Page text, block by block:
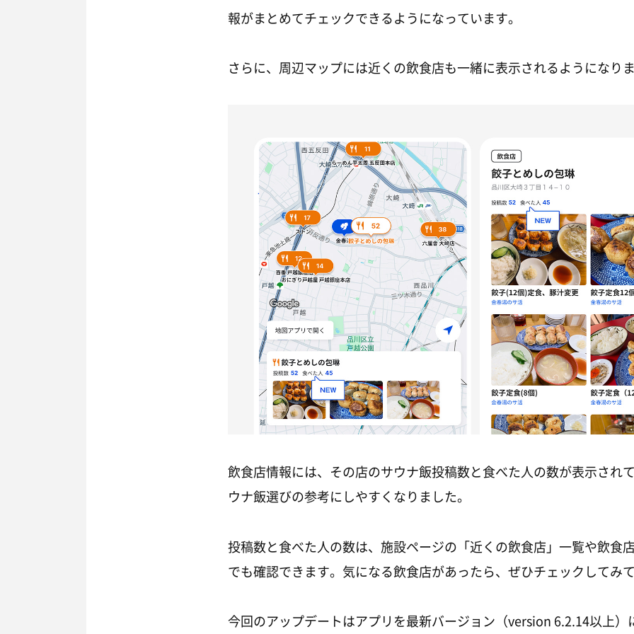
報がまとめてチェックできるようになっています。
さらに、周辺マップには近くの飲食店も一緒に表示されるようになり
飲食店情報には、その店のサウナ飯投稿数と食べた人の数が表示され
ウナ飯選びの参考にしやすくなりました。
投稿数と食べた人の数は、施設ページの「近くの飲食店」一覧や飲食
でも確認できます。気になる飲食店があったら、ぜひチェックしてみ
今回のアップデートはアプリを最新バージョン（version 6.2.14以上）